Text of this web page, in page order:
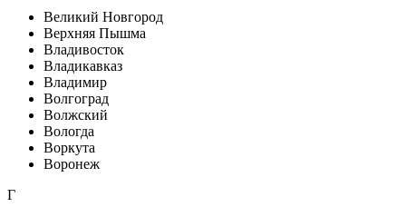
Великий Новгород
Верхняя Пышма
Владивосток
Владикавказ
Владимир
Волгоград
Волжский
Вологда
Воркута
Воронеж
Г